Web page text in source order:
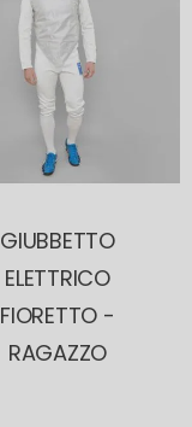
GIUBBETTO
ELETTRICO
FIORETTO -
RAGAZZO